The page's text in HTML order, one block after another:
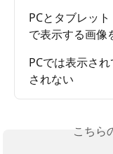
PCとタブレッ
で表示する画像
PCでは表示さ
されない
こちら